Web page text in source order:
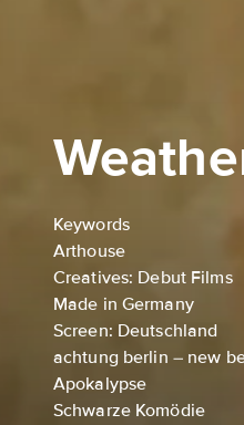
Keywords
Arthouse
Creatives: Debut Films
Made in Germany
Screen: Deutschland
achtung berlin – new
Apokalypse
Schwarze Komödie